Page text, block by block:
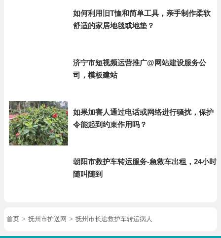
如何利用旧T恤和简单工具，亲手制作柔软
舒适的家居地毯或地垫？
济宁市短视频运营推广@网站建设服务公
司，模板建站
如果加害人通过电话或网络进行骚扰，保护
令能起到约束作用吗？
朝阳市救护车转运服务-急救车出租，24小时
随叫随到
首页 > 抚州市护送网 > 抚州市长途救护车转运病人